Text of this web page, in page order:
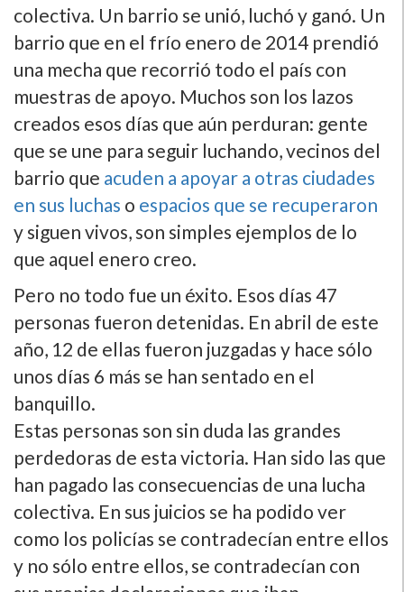
colectiva. Un barrio se unió, luchó y ganó. Un
barrio que en el frí­o enero de 2014 prendió
una mecha que recorrió todo el paí­s con
muestras de apoyo. Muchos son los lazos
creados esos dí­as que aún perduran: gente
que se une para seguir luchando, vecinos del
barrio que acuden a apoyar a otras ciudades
en sus luchas o espacios que se recuperaron
y siguen vivos, son simples ejemplos de lo
que aquel enero creo.
Pero no todo fue un éxito. Esos dí­as 47
personas fueron detenidas. En abril de este
año, 12 de ellas fueron juzgadas y hace sólo
unos dí­as 6 más se han sentado en el
banquillo.
Estas personas son sin duda las grandes
perdedoras de esta victoria. Han sido las que
han pagado las consecuencias de una lucha
colectiva. En sus juicios se ha podido ver
como los policí­as se contradecí­an entre ellos
y no sólo entre ellos, se contradecí­an con